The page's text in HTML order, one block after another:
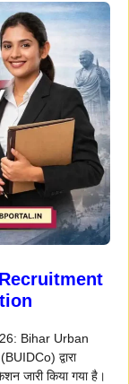
Bihar Urban
द्वारा
जारी किया गया है।